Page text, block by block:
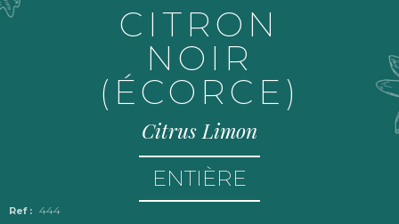
444
CITRON
NOIR
(ÉCORCE)
Citrus Limon
ENTIÈRE